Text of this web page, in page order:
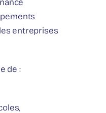
entreprises
de :